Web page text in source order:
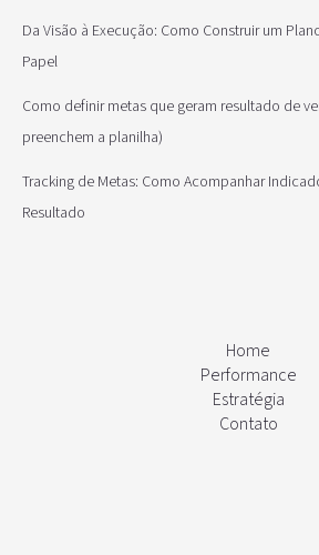
Da Visão à Execução: Como Construir um
Papel
Como definir metas que geram resultado de
preenchem a planilha)
Tracking de Metas: Como Acompanhar
Resultado
Home
Performance
Estratégia
Contato